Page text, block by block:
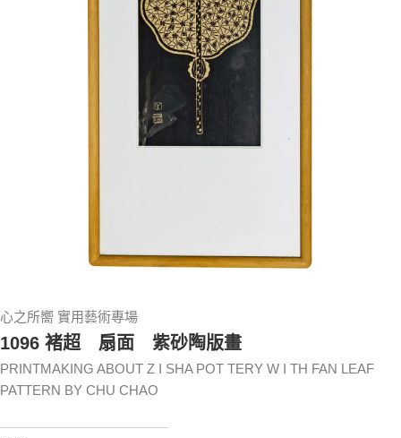
心之所嚮 實用藝術專場
1096 褚超 扇面 紫砂陶版畫
PRINTMAKING ABOUT Z I SHA POT TERY W I TH FAN LEAF
PATTERN BY CHU CHAO